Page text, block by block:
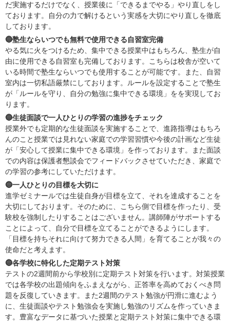
だ実施するだけでなく、授業後に「できるまでやる」やり直しをし
ております。自分の力で解けるという実感を大切にやり直しを徹底
しております。
🔵塾生ならいつでも無料で使用できる自習室完備
やる気に火をつけるため、集中できる授業中はもちろん、塾生が自
由に使用できる自習室も完備しております。こちらは校舎が空いて
いる時間で塾生ならいつでも使用することが可能です。また、自習
室内は一切私語厳禁にしております。ルールを設定することで塾生
が「ルールを守り、自分の勉強に集中できる環境」をを実現してお
ります。
🔵生徒面談で一人ひとりの学習の進捗をチェック
授業外でも定期的な生徒面談を実施することで、進路指導はもちろ
んのこと授業では見れない家庭での学習習慣や今後の計画など生徒
が「安心して授業に集中できる環境」を作っております。また面談
での内容は保護者懇談会でフィードバックさせていただき、家庭で
の学習の参考にしていただけます。
🔵一人ひとりの目標を大切に
進学ゼミナールでは生徒自身が目標を立て、それを達成することを
大切にしております。そのために、こちら側で目標を作ったり、受
験校を強制したりすることはございません。講師陣がサポートする
ことによって、自分で目標を立てることができるようにします。
「目標を持ちそれに向けて努力できる人間」を育てることが我々の
使命だと考えます。
🔵各学校に特化した定期テスト対策
テストの2週間前から学校別に定期テスト対策を行います。対策授業
では各学校の出題傾向をふまえながら、正答率を高めておくべき問
題を反復していきます。また2週間のテスト勉強が円滑に進むよう
に、生徒面談やテスト勉強会を実施し勉強のリズムを作っていきま
す。豊富なデータに基づいた授業と定期テスト対策に集中できる環